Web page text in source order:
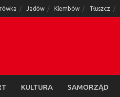
Jadów Klembów Tłuszcz
KULTURA SAMORZĄD